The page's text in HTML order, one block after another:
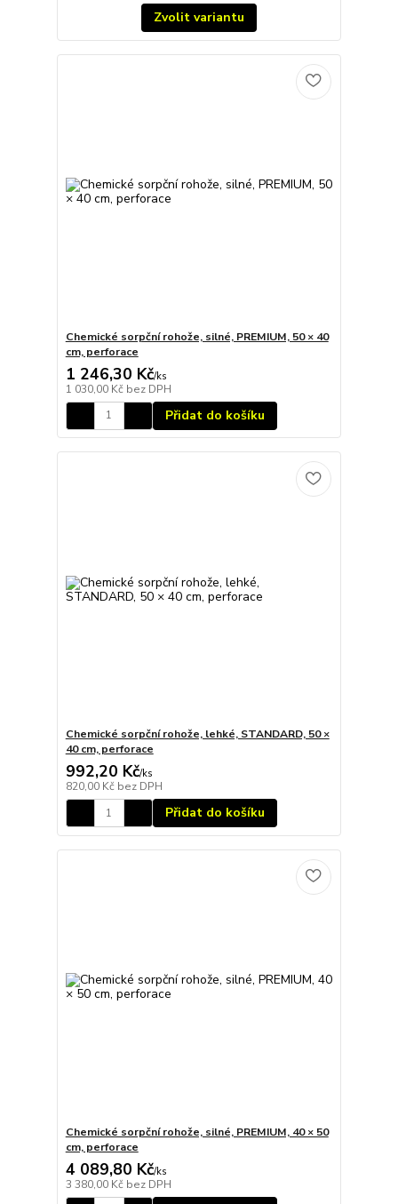
Zvolit variantu
Chemické sorpční rohože, silné, PREMIUM, 50 × 40
cm, perforace
1 246,30 Kč/ks
1 030,00 Kč bez DPH
Přidat do košíku
Chemické sorpční rohože, lehké, STANDARD, 50 ×
40 cm, perforace
992,20 Kč/ks
820,00 Kč bez DPH
Přidat do košíku
Chemické sorpční rohože, silné, PREMIUM, 40 × 50
cm, perforace
4 089,80 Kč/ks
3 380,00 Kč bez DPH